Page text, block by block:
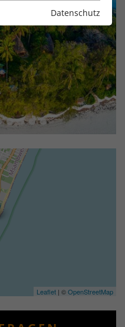
Leaflet | ©OpenStreetMap
Datenschutz